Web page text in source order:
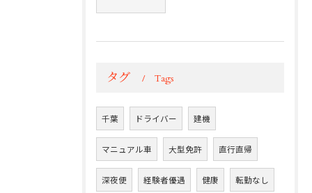
タグ Tags
千葉 ドライバー 建機
マニュアル車 大型免許 直行直帰
深夜便 経験者優遇 健康 転勤なし